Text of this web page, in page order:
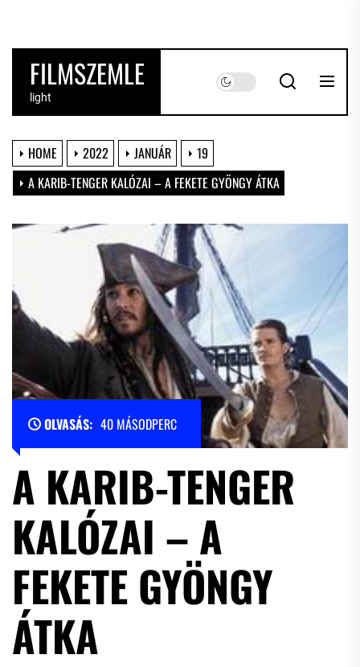
the
contentFILMSZEMLE
light
HOME 2022 JANUÁR
19
A KARIB-TENGER KALÓZAI – A FEKETE GYÖNGY ÁTKA
OLVASÁS: 40 MÁSODPERC
A KARIB-TENGER
KALÓZAI – A
FEKETE GYÖNGY
ÁTKA